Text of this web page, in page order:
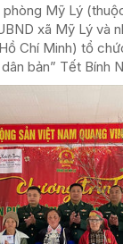
phòng Mỹ Lý
xã Mỹ Lý và
Chí Minh) tổ
bản” Tết Bính